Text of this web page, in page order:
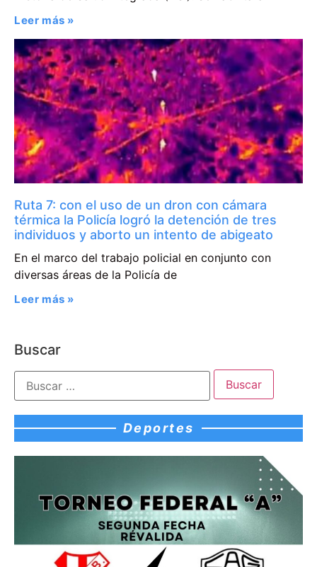
Leer más »
Ruta 7: con el uso de un dron con cámara
térmica la Policía logró la detención de tres
individuos y aborto un intento de abigeato
En el marco del trabajo policial en conjunto con
diversas áreas de la Policía de
Leer más »
Buscar
Deportes